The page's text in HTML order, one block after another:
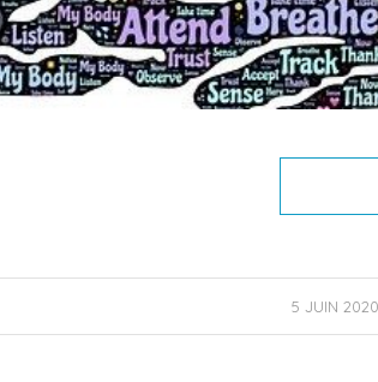
5 JUIN 2020
/